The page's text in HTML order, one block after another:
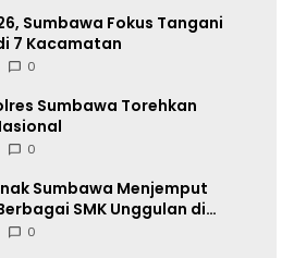
Sumbawa Fokus Tangani
7 Kacamatan
0
Sumbawa Torehkan
0
Sumbawa Menjemput
SMK Unggulan di
0